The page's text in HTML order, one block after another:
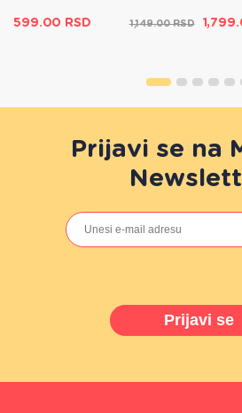
599.00 RSD 1,149.00 RSD
Prijavi se na
Prijavi se